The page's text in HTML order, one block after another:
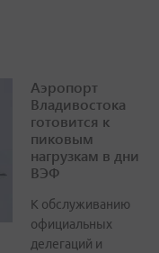
Аэропорт
Владивостока
готовится к
пиковым
нагрузкам в дни
ВЭФ
К обслуживанию
официальных
делегаций и